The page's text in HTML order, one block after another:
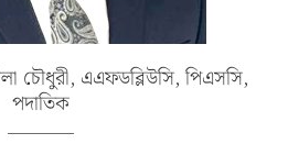
চৌধুরী, এএফডব্লিউসি, পিএসসি,
পদাতিক